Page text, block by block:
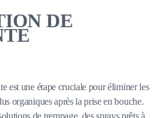
DE
est une étape cruciale pour éliminer les
organiques après la prise en bouche.
de trempage, des sprays prêts à